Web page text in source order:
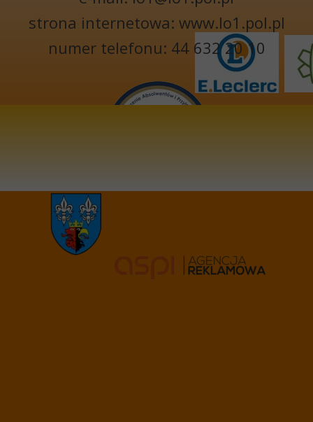
strona internetowa: www.lo1.pol.pl
numer telefonu: 44 632 20 10